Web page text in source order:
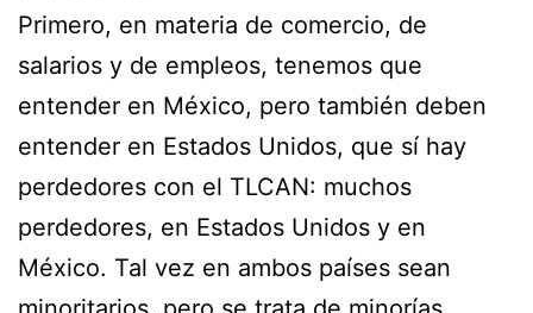
Primero, en materia de comercio, de
salarios y de empleos, tenemos que
entender en México, pero también deben
entender en Estados Unidos, que sí hay
perdedores con el TLCAN: muchos
perdedores, en Estados Unidos y en
México. Tal vez en ambos países sean